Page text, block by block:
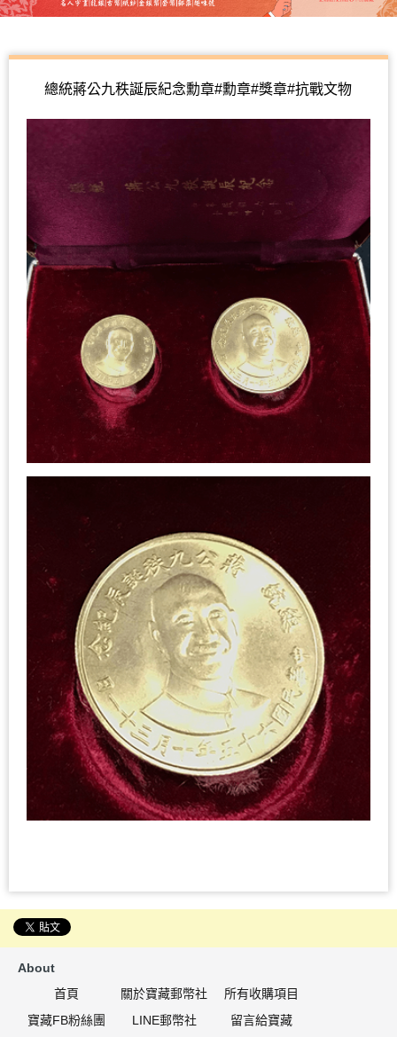
總統蔣公九秩誕辰紀念勳章#勳章#獎章#抗戰文物
About
首頁
關於寶藏郵幣社
所有收購項目
寶藏FB粉絲團
LINE郵幣社 留言給寶藏